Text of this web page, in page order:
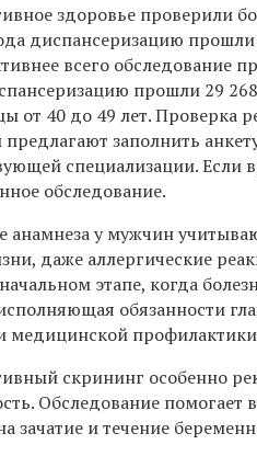
здоровье проверили
диспансеризацию
всего обследование
прошли 29
от 40 до 49 лет. Проверка
заполнить
специализации. Если
обследование.
анамнеза у мужчин
даже аллергические
этапе, когда
обязанности
медицинской
скрининг особенно
Обследование помогает
зачатие и течение